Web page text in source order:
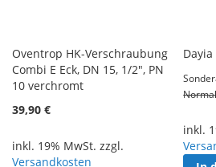
Oventrop HK-Verschraubung
Combi E Eck, DN 15, 1/2", PN
10 verchromt
39,90 €
inkl. 19% MwSt. zzgl.
Versandkosten
inkl.